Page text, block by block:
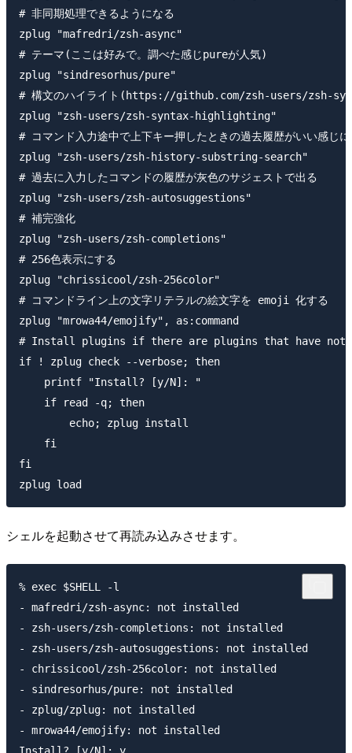
# 非同期処理できるようになる
zplug "mafredri/zsh-async"
# テーマ(ここは好みで。調べた感じpureが人気)
zplug "sindresorhus/pure"
# 構文のハイライト(https://github.com/zsh-users/zsh-
zplug "zsh-users/zsh-syntax-highlighting"
# コマンド入力途中で上下キー押したときの過去履歴がいい感じ
zplug "zsh-users/zsh-history-substring-search"
# 過去に入力したコマンドの履歴が灰色のサジェストで出る
zplug "zsh-users/zsh-autosuggestions"
# 補完強化
zplug "zsh-users/zsh-completions"
# 256色表示にする
zplug "chrissicool/zsh-256color"
# コマンドライン上の文字リテラルの絵文字を emoji 化する
zplug "mrowa44/emojify", as:command
# Install plugins if there are plugins that have not
if ! zplug check --verbose; then
    printf "Install? [y/N]: "
    if read -q; then
        echo; zplug install
    fi
fi
シェルを起動させて再読み込みさせます。
% exec $SHELL -l
- mafredri/zsh-async: not installed
- zsh-users/zsh-completions: not installed
- zsh-users/zsh-autosuggestions: not installed
- chrissicool/zsh-256color: not installed
- sindresorhus/pure: not installed
- zplug/zplug: not installed
- mrowa44/emojify: not installed
Install? [y/N]: y